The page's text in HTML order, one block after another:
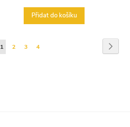
Přidat do košíku
Právě
1 Stránka
2 Stránka
3 Stránka
4